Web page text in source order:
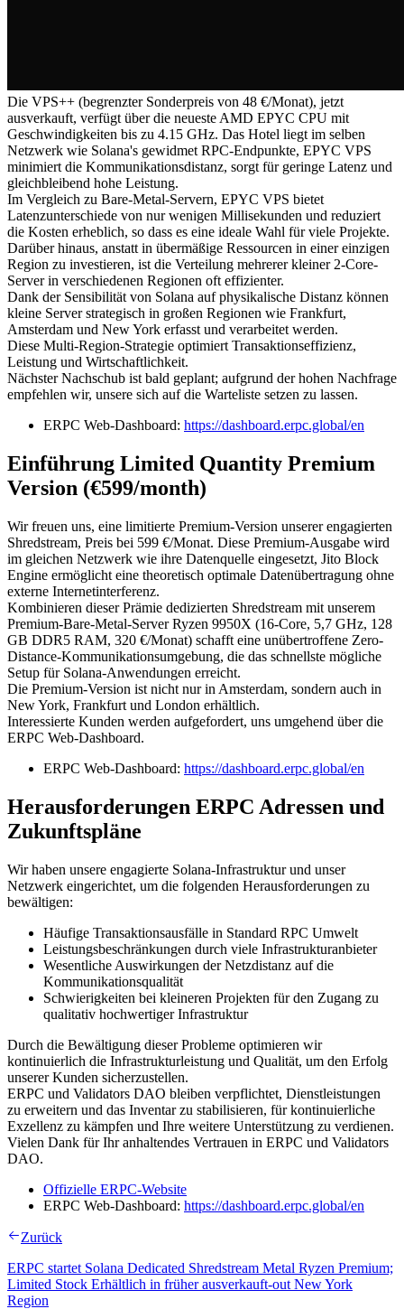
Die VPS++ (begrenzter Sonderpreis von 48 €/Monat), jetzt
ausverkauft, verfügt über die neueste AMD EPYC CPU mit
Geschwindigkeiten bis zu 4.15 GHz. Das Hotel liegt im selben
Netzwerk wie Solana's gewidmet RPC-Endpunkte, EPYC VPS
minimiert die Kommunikationsdistanz, sorgt für geringe Latenz und
gleichbleibend hohe Leistung.
Im Vergleich zu Bare-Metal-Servern, EPYC VPS bietet
Latenzunterschiede von nur wenigen Millisekunden und reduziert
die Kosten erheblich, so dass es eine ideale Wahl für viele Projekte.
Darüber hinaus, anstatt in übermäßige Ressourcen in einer einzigen
Region zu investieren, ist die Verteilung mehrerer kleiner 2-Core-
Server in verschiedenen Regionen oft effizienter.
Dank der Sensibilität von Solana auf physikalische Distanz können
kleine Server strategisch in großen Regionen wie Frankfurt,
Amsterdam und New York erfasst und verarbeitet werden.
Diese Multi-Region-Strategie optimiert Transaktionseffizienz,
Leistung und Wirtschaftlichkeit.
Nächster Nachschub ist bald geplant; aufgrund der hohen Nachfrage
empfehlen wir, unsere sich auf die Warteliste setzen zu lassen.
ERPC Web-Dashboard: https://dashboard.erpc.global/en
Einführung Limited Quantity Premium
Version (€599/month)
Wir freuen uns, eine limitierte Premium-Version unserer engagierten
Shredstream, Preis bei 599 €/Monat. Diese Premium-Ausgabe wird
im gleichen Netzwerk wie ihre Datenquelle eingesetzt, Jito Block
Engine ermöglicht eine theoretisch optimale Datenübertragung ohne
externe Internetinterferenz.
Kombinieren dieser Prämie dedizierten Shredstream mit unserem
Premium-Bare-Metal-Server Ryzen 9950X (16-Core, 5,7 GHz, 128
GB DDR5 RAM, 320 €/Monat) schafft eine unübertroffene Zero-
Distance-Kommunikationsumgebung, die das schnellste mögliche
Setup für Solana-Anwendungen erreicht.
Die Premium-Version ist nicht nur in Amsterdam, sondern auch in
New York, Frankfurt und London erhältlich.
Interessierte Kunden werden aufgefordert, uns umgehend über die
ERPC Web-Dashboard.
ERPC Web-Dashboard: https://dashboard.erpc.global/en
Herausforderungen ERPC Adressen und
Zukunftspläne
Wir haben unsere engagierte Solana-Infrastruktur und unser
Netzwerk eingerichtet, um die folgenden Herausforderungen zu
bewältigen:
Häufige Transaktionsausfälle in Standard RPC Umwelt
Leistungsbeschränkungen durch viele Infrastrukturanbieter
Wesentliche Auswirkungen der Netzdistanz auf die
Kommunikationsqualität
Schwierigkeiten bei kleineren Projekten für den Zugang zu
qualitativ hochwertiger Infrastruktur
Durch die Bewältigung dieser Probleme optimieren wir
kontinuierlich die Infrastrukturleistung und Qualität, um den Erfolg
unserer Kunden sicherzustellen.
ERPC und Validators DAO bleiben verpflichtet, Dienstleistungen
zu erweitern und das Inventar zu stabilisieren, für kontinuierliche
Exzellenz zu kämpfen und Ihre weitere Unterstützung zu verdienen.
Vielen Dank für Ihr anhaltendes Vertrauen in ERPC und Validators
DAO.
Offizielle ERPC-Website
ERPC Web-Dashboard: https://dashboard.erpc.global/en
Zurück
ERPC startet Solana Dedicated Shredstream Metal Ryzen Premium;
Limited Stock Erhältlich in früher ausverkauft-out New York
Region